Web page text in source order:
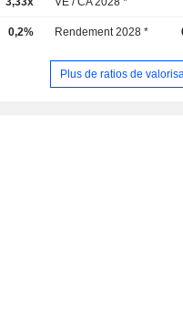
0,2% Rendement 2028 *
Plus de ratios de